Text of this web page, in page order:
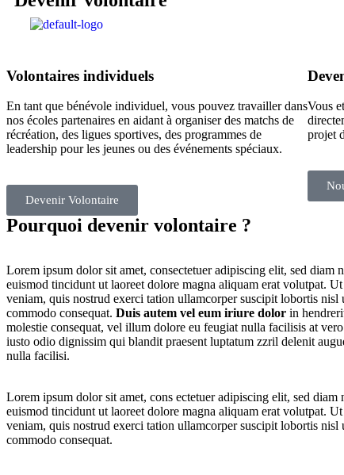
Volontaires individuels
En tant que bénévole individuel, vous pouvez travailler dans
nos écoles partenaires en aidant à organiser des matchs de
récréation, des ligues sportives, des programmes de
leadership pour les jeunes ou des événements spéciaux.
Devenir Volontaire
Vous
projet
Pourquoi devenir volontaire ?
Lorem ipsum dolor sit amet, consectetuer adipiscing elit, sed diam
euismod tincidunt ut laoreet dolore magna aliquam erat volutpat.
veniam, quis nostrud exerci tation ullamcorper suscipit lobortis nisl
commodo consequat. Duis autem vel eum iriure dolor in
molestie consequat, vel illum dolore eu feugiat nulla facilisis at vero
iusto odio dignissim qui blandit praesent luptatum zzril delenit
nulla facilisi.
Lorem ipsum dolor sit amet, cons ectetuer adipiscing elit, sed diam
euismod tincidunt ut laoreet dolore magna aliquam erat volutpat.
veniam, quis nostrud exerci tation ullamcorper suscipit lobortis nisl
commodo consequat.